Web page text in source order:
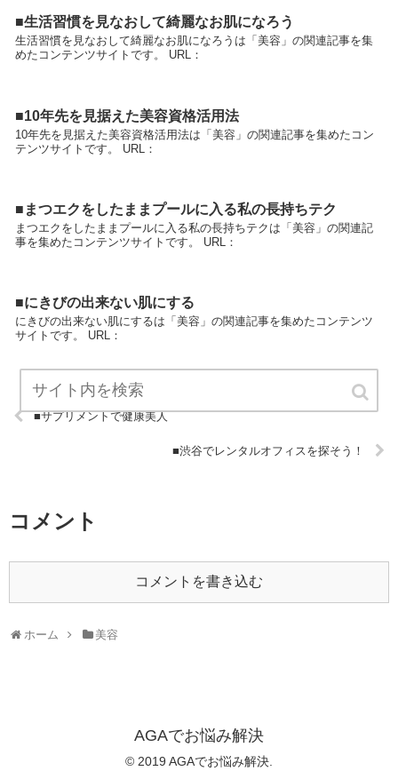
■生活習慣を見なおして綺麗なお肌になろう
生活習慣を見なおして綺麗なお肌になろうは「美容」の関連記事を集
めたコンテンツサイトです。 URL：
■10年先を見据えた美容資格活用法
10年先を見据えた美容資格活用法は「美容」の関連記事を集めたコン
テンツサイトです。 URL：
■まつエクをしたままプールに入る私の長持ちテク
まつエクをしたままプールに入る私の長持ちテクは「美容」の関連記
事を集めたコンテンツサイトです。 URL：
■にきびの出来ない肌にする
にきびの出来ない肌にするは「美容」の関連記事を集めたコンテンツ
サイトです。 URL：
■サプリメントで健康美人
■渋谷でレンタルオフィスを探そう！
コメント
コメントを書き込む
ホーム 美容
AGAでお悩み解決
© 2019 AGAでお悩み解決.